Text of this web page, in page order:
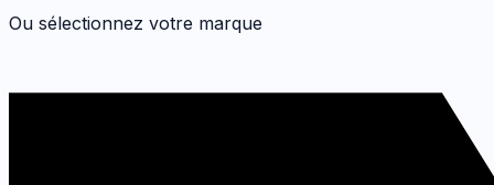
Ou sélectionnez votre marque